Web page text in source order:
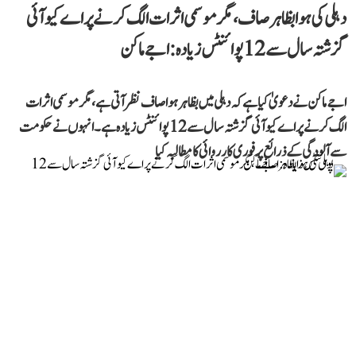
دہلی کی ہوا بظاہر صاف، مگر موسمی اثرات الگ کرنے پر اے کیو آئی
گزشتہ سال سے 12 پوائنٹس زیادہ: اجے ماکن
اجے ماکن نے دعویٰ کیا ہے کہ دہلی میں بظاہر ہوا صاف نظر آتی ہے، مگر موسمی اثرات
الگ کرنے پر اے کیو آئی گزشتہ سال سے 12 پوائنٹس زیادہ ہے۔ انہوں نے حکومت
سے آلودگی کے ذرائع پر فوری کارروائی کا مطالبہ کیا